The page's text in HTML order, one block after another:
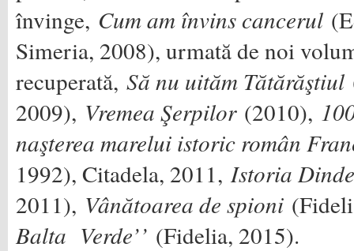
învinge, Cum am învins cancerul
Simeria, 2008), urmată de noi
recuperată, Să nu uităm Tătărăştiul
2009), Vremea Şerpilor(2010),
naşterea marelui istoric român
1992), Citadela, 2011, Istoria Dinde
2011), Vânătoarea de spioni
Balta Verde’’ (Fidelia, 2015).